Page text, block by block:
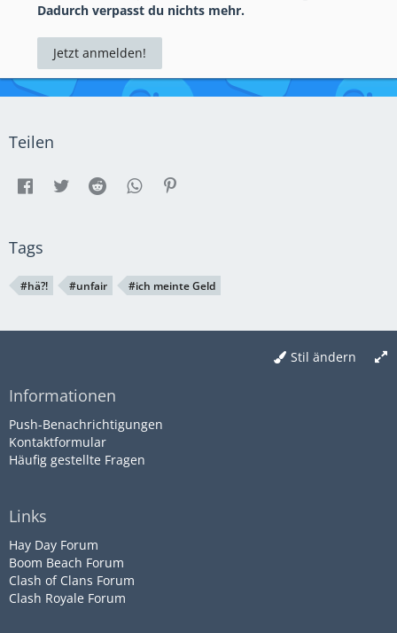
Dadurch verpasst du nichts mehr.
Jetzt anmelden!
Teilen
Tags
#hä?! #unfair #ich meinte Geld
Stil ändern
Informationen
Push-Benachrichtigungen
Kontaktformular
Häufig gestellte Fragen
Links
Hay Day Forum
Boom Beach Forum
Clash of Clans Forum
Clash Royale Forum